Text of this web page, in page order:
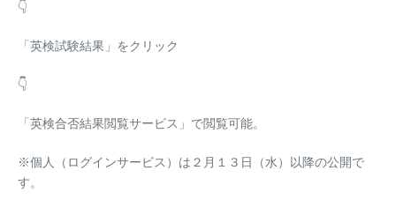
👇
「英検試験結果」をクリック
👇
「英検合否結果閲覧サービス」で閲覧可能。
※個人（ログインサービス）は２月１３日（水）以降の公開で
す。